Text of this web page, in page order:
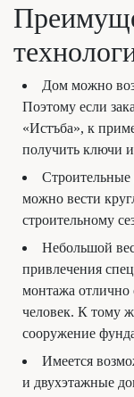
Дом можно
Поэтому если
«Истъба», к
получить ключи и
Строительные
можно вести
строительному
Небольшой
привлечения
монтажа отлично
человек. К тому
сооружение
Имеется
и двухэтажные